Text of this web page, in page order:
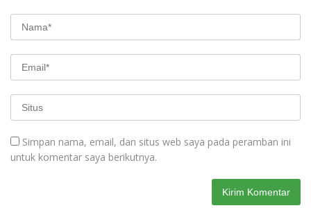
Simpan nama, email, dan situs web saya pada peramban ini
untuk komentar saya berikutnya.